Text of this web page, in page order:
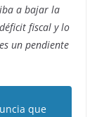
a bajar la
fiscal y lo
un pendiente
que